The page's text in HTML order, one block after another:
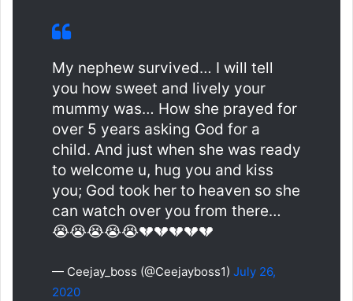
My nephew survived… I will tell
you how sweet and lively your
mummy was… How she prayed for
over 5 years asking God for a
child. And just when she was ready
to welcome u, hug you and kiss
you; God took her to heaven so she
can watch over you from there…
😭😭😭😭😭💔💔💔💔💔
— Ceejay_boss (@Ceejayboss1) July 26,
2020